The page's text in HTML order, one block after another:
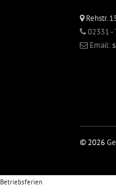
Rehstr.
02331 -
Email:
© 2026
Betriebsferien